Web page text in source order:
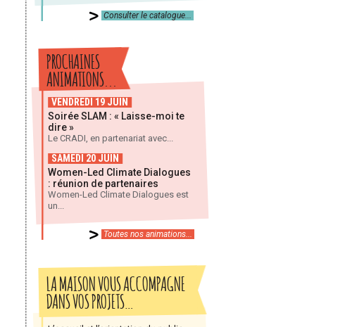
Consulter le catalogue...
PROCHAINES
ANIMATIONS...
VENDREDI 19 JUIN
Soirée SLAM : « Laisse-moi te
dire »
Le CRADI, en partenariat avec...
SAMEDI 20 JUIN
Women-Led Climate Dialogues
: réunion de partenaires
Women-Led Climate Dialogues est
un...
Toutes nos animations...
LA MAISON VOUS ACCOMPAGNE
DANS VOS PROJETS…